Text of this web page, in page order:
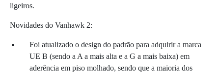
ligeiros.
Novidades do Vanhawk 2:
Foi atualizado o design do padrão para adquirir a marca
UE B (sendo a A a mais alta e a G a mais baixa) em
aderência em piso molhado, sendo que a maioria dos